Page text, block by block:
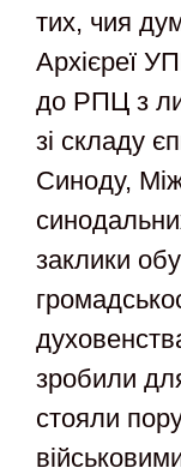
тих, чия
Архієреї
до РПЦ з
зі складу
Синоду,
заклики
зробили
стояли